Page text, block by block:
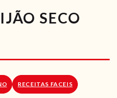
VÍDEOS
ONLINE
SECO
RECEITAS FACEIS